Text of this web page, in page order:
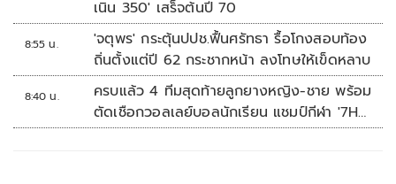
เนิน 350' เสร็จต้นปี 70
8:55 น.
'จตุพร' กระตุ้นปปช.ฟื้นศรัทธา รื้อโกงสอบท้อง
ถิ่นตั้งแต่ปี 62 กระชากหน้า ลงโทษให้เข็ดหลาบ
8:40 น.
ครบแล้ว 4 ทีมสุดท้ายลูกยางหญิง-ชาย พร้อม
ตัดเชือกวอลเลย์บอลนักเรียน แชมป์กีฬา '7HD
2026'